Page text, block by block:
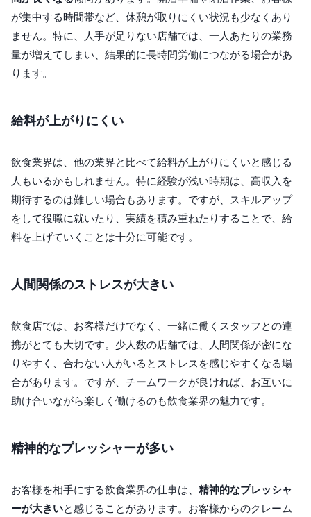
が集中する時間帯など、休憩が取りにくい状況も少なくあり
ません。特に、人手が足りない店舗では、一人あたりの業務
量が増えてしまい、結果的に長時間労働につながる場合があ
ります。
給料が上がりにくい
飲食業界は、他の業界と比べて給料が上がりにくいと感じる
人もいるかもしれません。特に経験が浅い時期は、高収入を
期待するのは難しい場合もあります。ですが、スキルアップ
をして役職に就いたり、実績を積み重ねたりすることで、給
料を上げていくことは十分に可能です。
人間関係のストレスが大きい
飲食店では、お客様だけでなく、一緒に働くスタッフとの連
携がとても大切です。少人数の店舗では、人間関係が密にな
りやすく、合わない人がいるとストレスを感じやすくなる場
合があります。ですが、チームワークが良ければ、お互いに
助け合いながら楽しく働けるのも飲食業界の魅力です。
精神的なプレッシャーが多い
お客様を相手にする飲食業界の仕事は、 精神的なプレッシャ
ーが大きいと感じることがあります。お客様からのクレーム